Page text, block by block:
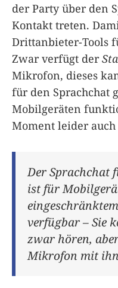
der Party über den
Kontakt treten.
Drittanbieter-Tools
Zwar verfügt der
Mikrofon, dieses
für den Sprachchat
Mobilgeräten
Moment leider
Der Sprachchat
ist für
verfügbar – Sie
zwar hören,
Mikrofon mit